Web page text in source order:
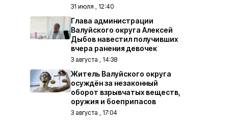
31 июля , 12:40
Глава администрации
Валуйского округа Алексей
Дыбов навестил получивших
вчера ранения девочек
3 августа , 14:38
Житель Валуйского округа
осуждён за незаконный
оборот взрывчатых веществ,
оружия и боеприпасов
3 августа , 17:04